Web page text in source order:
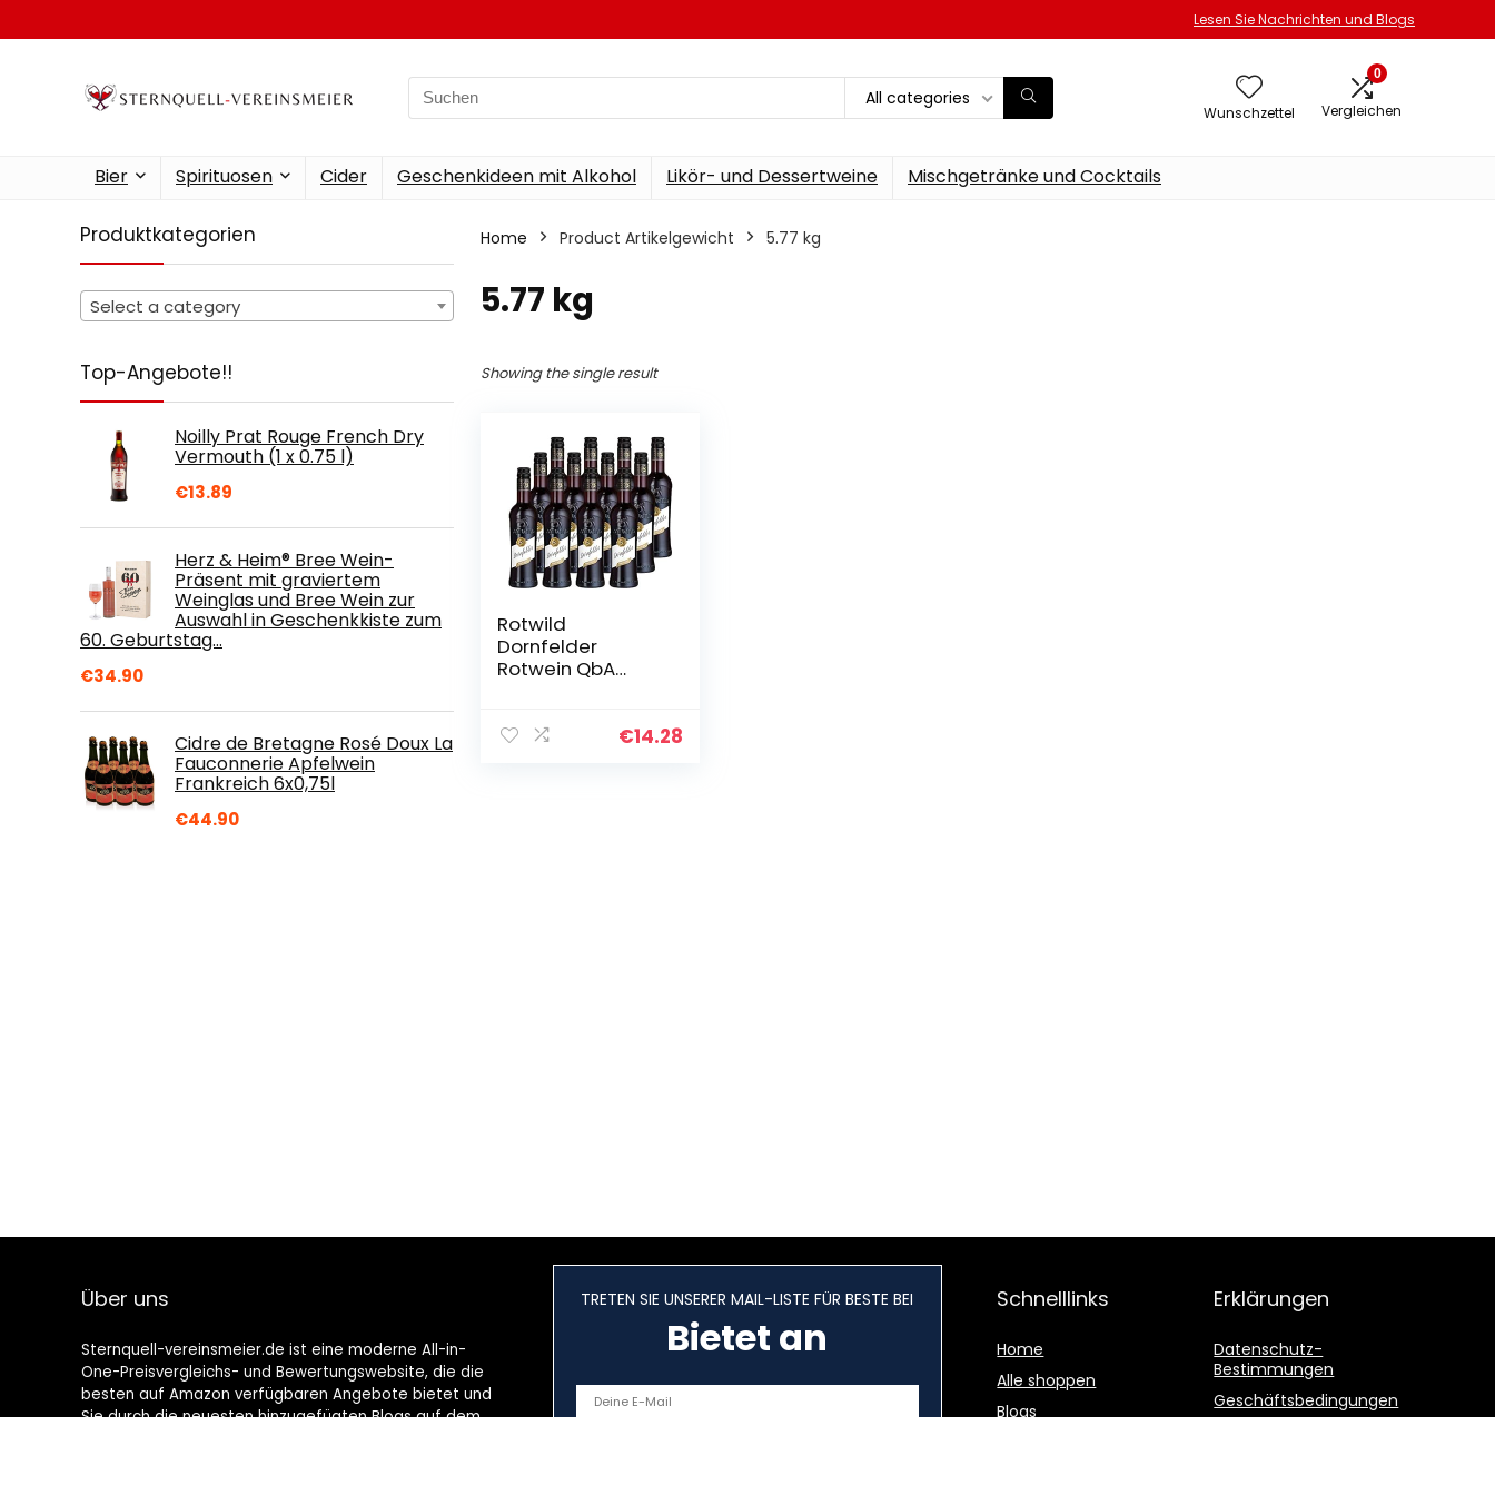
Lesen Sie Nachrichten und Blogs
Search
for:
All categories
Wunschzettel
0
Vergleichen
Bier Spirituosen Cider Geschenkideen mit Alkohol Likör- und Dessertweine Mischgetränke und Cocktails
Produktkategorien
Select a category
Top-Angebote!!
Noilly Prat Rouge French Dry
Vermouth (1 x 0.75 l)
€13.89
Herz & Heim® Bree Wein-
Präsent mit graviertem
Weinglas und Bree Wein zur
Auswahl in Geschenkkiste zum
60. Geburtstag…
€34.90
Cidre de Bretagne Rosé Doux La
Fauconnerie Apfelwein
Frankreich 6x0,75l
€44.90
Home Product Artikelgewicht ‎5.77 kg
‎5.77 kg
Showing the single result
Rotwild
Dornfelder
Rotwein QbA
€14.28
Über uns
Sternquell-vereinsmeier.de ist eine moderne All-in-
One-Preisvergleichs- und Bewertungswebsite, die die
besten auf Amazon verfügbaren Angebote bietet und
Sie durch die neuesten hinzugefügten Blogs auf dem
TRETEN SIE UNSERER MAIL-LISTE FÜR BESTE BEI
Bietet an
Schnelllinks
Home
Alle shoppen
Blogs
Erklärungen
Datenschutz-
Bestimmungen
Geschäftsbedingungen